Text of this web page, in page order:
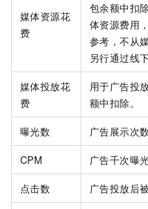
媒体资源花
费
包余额中扣
体资源费用
参考，不从
另行通过线
媒体投放花
费
用于广告投
额中扣除。
曝光数 广告展示次数
CPM 广告千次曝
点击数 广告投放后